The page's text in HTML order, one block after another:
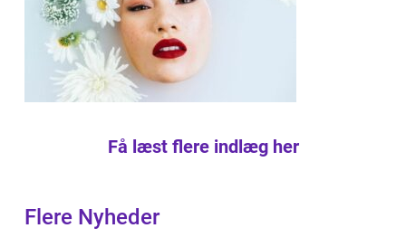
Få læst flere indlæg her
Flere Nyheder